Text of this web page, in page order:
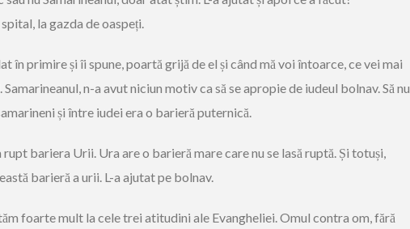
la gazda de oaspeți.
în primire și îi spune, poartă grijă de el și când mă voi întoarce, ce vei mai
n-a avut niciun motiv ca să se apropie de iudeul bolnav. Să nu
și între iudei era o barieră puternică.
bariera Urii. Ura are o barieră mare care nu se lasă ruptă. Și totuși,
barieră a urii. L-a ajutat pe bolnav.
foarte mult la cele trei atitudini ale Evangheliei. Omul contra om, fără